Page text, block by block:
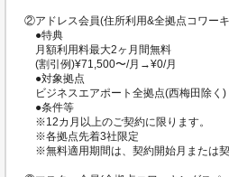
②アドレス会員(住所利用&全拠点コワー
●特典
月額利用料最大2ヶ月間無料
(割引例)¥71,500〜/月→¥0/月
●対象拠点
ビジネスエアポート全拠点(西梅田除く)
●条件等
※12カ月以上のご契約に限ります。
※各拠点先着3社限定
※無料適用期間は、契約開始月または契